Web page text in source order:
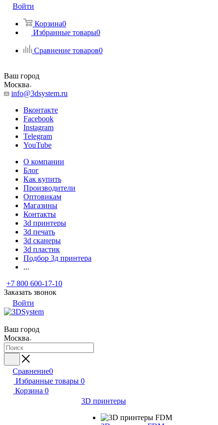
Войти
Корзина0
Избранные товары0
Сравнение товаров0
Ваш город
Москва
info@3dsystem.ru
Вконтакте
Facebook
Instagram
Telegram
YouTube
О компании
Блог
Как купить
Производители
Оптовикам
Магазины
Контакты
3d принтеры
3d печать
3d сканеры
3d пластик
Подбор 3д принтера
...
+7 800 600-17-10
Заказать звонок
Войти
Ваш город
Москва
Сравнение0
Избранные товары 0
Корзина 0
3D принтеры